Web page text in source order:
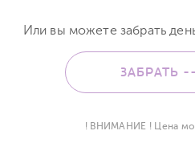
Или вы можете забрать
ЗАБРАТЬ
! ВНИМАНИЕ ! Цена